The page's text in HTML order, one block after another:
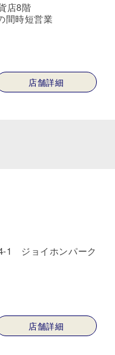
店8階
間時短営業
店舗詳細
1 ジョイホンパーク
店舗詳細